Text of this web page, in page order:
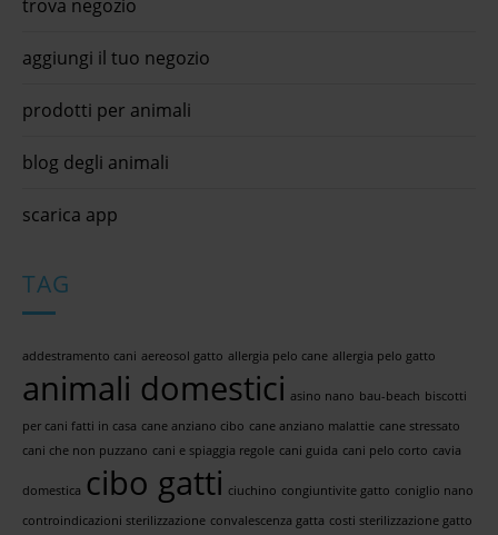
trova negozio
aggiungi il tuo negozio
prodotti per animali
blog degli animali
scarica app
TAG
addestramento cani aereosol gatto allergia pelo cane allergia pelo gatto
animali domestici asino nano bau-beach biscotti
per cani fatti in casa cane anziano cibo cane anziano malattie cane stressato
cani che non puzzano cani e spiaggia regole cani guida cani pelo corto cavia
domestica cibo gatti ciuchino congiuntivite gatto coniglio nano
controindicazioni sterilizzazione convalescenza gatta costi sterilizzazione gatto